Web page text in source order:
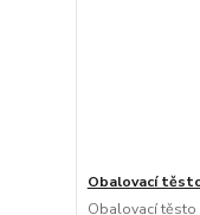
Obalovací
Obalovací